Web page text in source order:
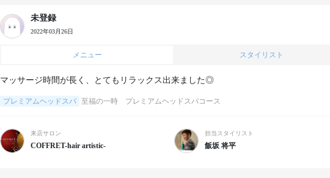
未登録
2022年03月26日
メニュー スタイリスト
マッサージ時間が長く、とてもリラックス出来ました◎
プレミアムヘッドスパ 至福の一時 プレミアムヘッドスパコース
来店サロン
COFFRET-hair artistic-
担当スタイリスト
飯坂 将平